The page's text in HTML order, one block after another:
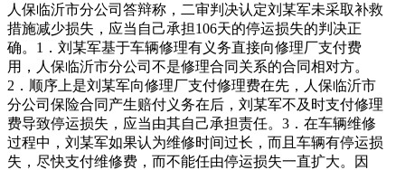
人保临沂市分公司答辩称，二审判决认定刘某军未采取补救
措施减少损失，应当自己承担106天的停运损失的判决正
确。1．刘某军基于车辆修理有义务直接向修理厂支付费
用，人保临沂市分公司不是修理合同关系的合同相对方。
2．顺序上是刘某军向修理厂支付修理费在先，人保临沂市
分公司保险合同产生赔付义务在后，刘某军不及时支付修理
费导致停运损失，应当由其自己承担责任。3．在车辆维修
过程中，刘某军如果认为维修时间过长，而且车辆有停运损
失，尽快支付维修费，而不能任由停运损失一直扩大。因